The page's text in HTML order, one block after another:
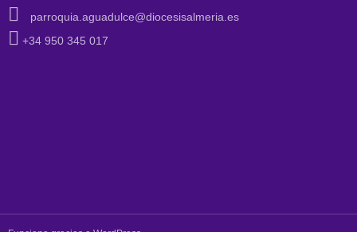
parroquia.aguadulce@diocesisalmeria.es
+34 950 345 017